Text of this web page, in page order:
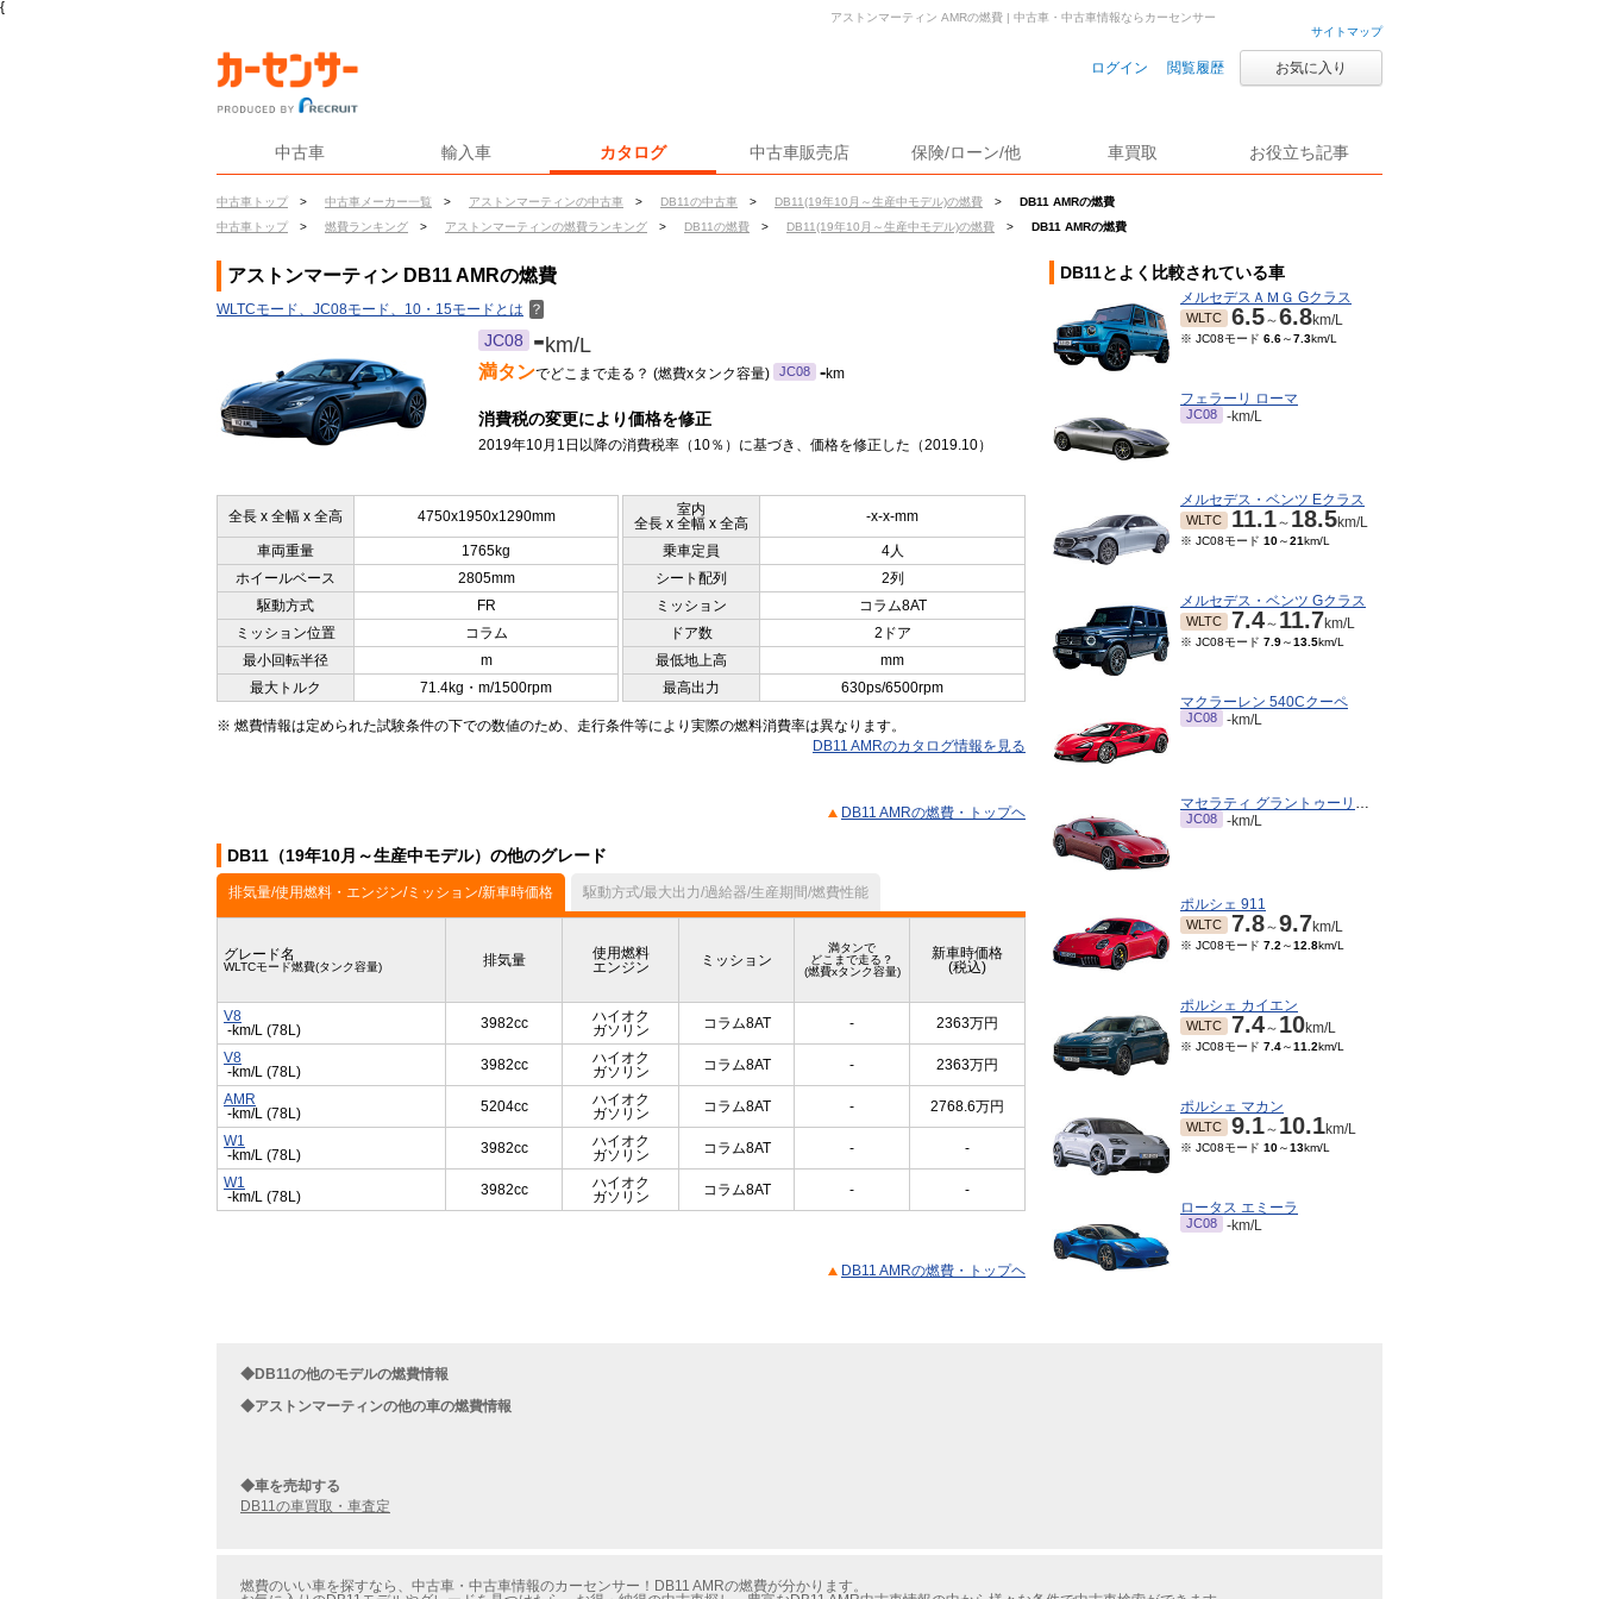
{
サイトマップ
ログイン 閲覧履歴 お気に入り
中古車 輸入車 カタログ 中古車販売店 保険/ローン/他 車買取 お役立ち記事
中古車トップ > 中古車メーカー一覧 > アストンマーティンの中古車 > DB11の中古車 > DB11(19年10月～生産中モデル)の燃費 >
DB11 AMRの燃費
中古車トップ
> 燃費ランキング > アストンマーティンの燃費ランキング > DB11の燃費 > DB11(19年10月～生産中モデル)の燃費 > DB11 AMRの燃費
アストンマーティン AMRの燃費 | 中古車・中古車情報ならカーセンサー
アストンマーティン DB11 AMRの燃費
WLTCモード、JC08モード、10・15モードとは ？
JC08 -km/L
満タンでどこまで走る？ (燃費xタンク容量) JC08 -km
消費税の変更により価格を修正
2019年10月1日以降の消費税率（10％）に基づき、価格を修正した（2019.10）
全長 x 全幅 x 全高 4750x1950x1290mm
室内
全長 x 全幅 x 全高
-x-x-mm
車両重量 1765kg 乗車定員
4人
ホイールベース
2805mm シート配列
2列
駆動方式
FR ミッション
コラム8AT
ミッション位置
コラム ドア数
2ドア
最小回転半径
m 最低地上高
mm
最大トルク
71.4kg・m/1500rpm 最高出力 630ps/6500rpm
※ 燃費情報は定められた試験条件の下での数値のため、走行条件等により実際の燃料消費率は異なります。
DB11 AMRのカタログ情報を見る
DB11 AMRの燃費・トップヘ
DB11（19年10月～生産中モデル）の他のグレード
排気量/使用燃料・エンジン/ミッション/新車時価格 駆動方式/最大出力/過給器/生産期間/燃費性能
グレード名
WLTCモード燃費(タンク容量) 排気量
使用燃料
エンジン
ミッション
満タンで
どこまで走る？
(燃費xタンク容量)
新車時価格
(税込)
V8
-km/L (78L)
3982cc
ハイオク
ガソリン
コラム8AT - 2363万円
V8
-km/L (78L)
3982cc
ハイオク
ガソリン
コラム8AT - 2363万円
AMR
-km/L (78L)
5204cc
ハイオク
ガソリン
コラム8AT - 2768.6万円
W1
-km/L (78L)
3982cc
ハイオク
ガソリン
コラム8AT - -
W1
-km/L (78L)
3982cc
ハイオク
ガソリン
コラム8AT - -
DB11 AMRの燃費・トップヘ
DB11とよく比較されている車
メルセデスＡＭＧ Gクラス
WLTC 6.5～6.8km/L
※ JC08モード 6.6～7.3km/L
フェラーリ ローマ
JC08 -km/L
メルセデス・ベンツ Eクラス
WLTC 11.1～ 18.5km/L
※ JC08モード 10～21km/L
メルセデス・ベンツ Gクラス
WLTC 7.4～ 11.7km/L
※ JC08モード 7.9～13.5km/L
マクラーレン 540Cクーペ
JC08 -km/L
マセラティ グラントゥーリズモ
JC08 -km/L
ポルシェ 911
WLTC 7.8～9.7km/L
※ JC08モード 7.2 ～12.8km/L
ポルシェ カイエン
WLTC 7.4～ 10km/L
※ JC08モード 7.4～11.2km/L
ポルシェ マカン
WLTC 9.1～ 10.1km/L
※ JC08モード 10～13km/L
ロータス エミーラ
JC08 -km/L
◆DB11の他のモデルの燃費情報
◆アストンマーティンの他の車の燃費情報
◆車を売却する
DB11の車買取・車査定
燃費のいい車を探すなら、中古車・中古車情報のカーセンサー！DB11 AMRの燃費が分かります。